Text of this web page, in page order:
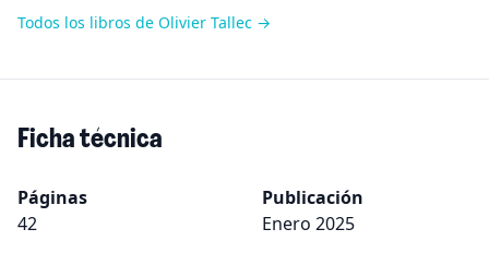
Todos los libros de Olivier Tallec →
Ficha técnica
Páginas
42
Publicación
Enero 2025